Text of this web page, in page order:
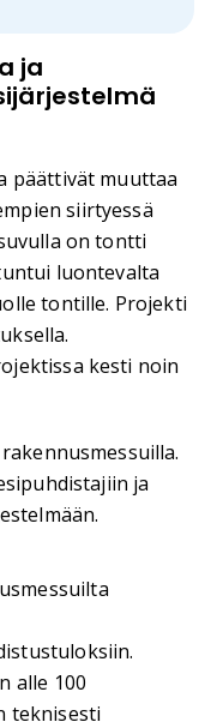
ja
päättivät muuttaa
siirtyessä
on tontti
luontevalta
tontille. Projekti
kesti noin
ja
alle 100
teknisesti